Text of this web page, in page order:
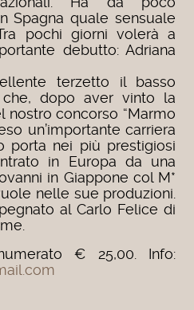
Spagna quale sensuale
pochi giorni volerà a
debutto: Adriana
terzetto il basso
dopo aver vinto la
nostro concorso “Marmo
un’importante carriera
porta nei più prestigiosi
in Europa da una
in Giappone col M*
nelle sue produzioni.
al Carlo Felice di
€ 25,00. Info: